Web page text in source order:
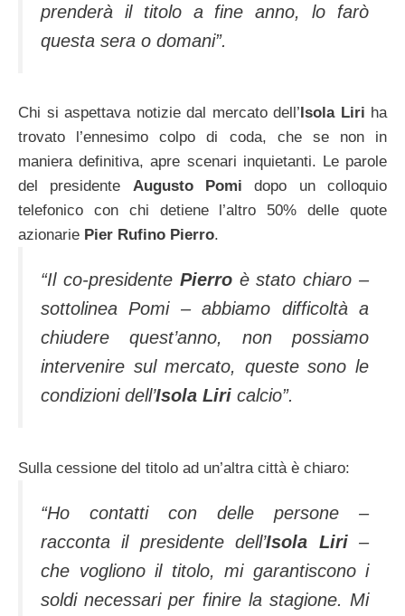
prenderà il titolo a fine anno, lo farò
questa sera o domani”.
Chi si aspettava notizie dal mercato dell’ Isola Liri ha
trovato l’ennesimo colpo di coda, che se non in
maniera definitiva, apre scenari inquietanti. Le parole
del presidente Augusto Pomi dopo un colloquio
telefonico con chi detiene l’altro 50% delle quote
azionarie Pier Rufino Pierro.
“Il co-presidente Pierroè stato chiaro –
sottolinea Pomi – abbiamo difficoltà a
chiudere quest’anno, non possiamo
intervenire sul mercato, queste sono le
condizioni dell’Isola Liri calcio”.
Sulla cessione del titolo ad un’altra città è chiaro:
“Ho contatti con delle persone –
racconta il presidente dell’Isola Liri–
che vogliono il titolo, mi garantiscono i
soldi necessari per finire la stagione. Mi